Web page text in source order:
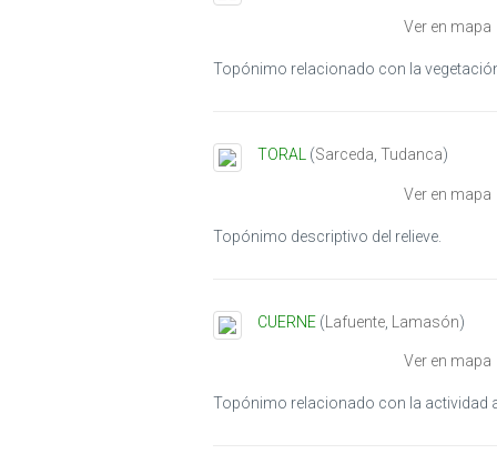
Ver en mapa
Topónimo relacionado con la
TORAL (Sarceda Tudanca)
Ver en mapa
Topónimo descriptivo del relieve.
CUERNE ( Lafuente Lamasón)
Ver en mapa
Topónimo relacionado con la actividad